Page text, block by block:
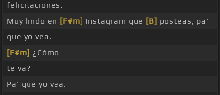
felicitaciones.
Muy lindo en [F#m] Instagram que [B] posteas, pa'
que yo vea.
[F#m] ¿Cómo
te va?
Pa' que yo vea.